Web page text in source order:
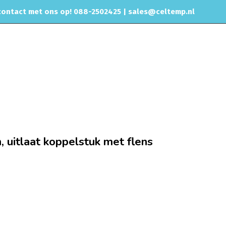
met ons op! 088-2502425 | sales@celtemp.nl
uitlaat koppelstuk met flens